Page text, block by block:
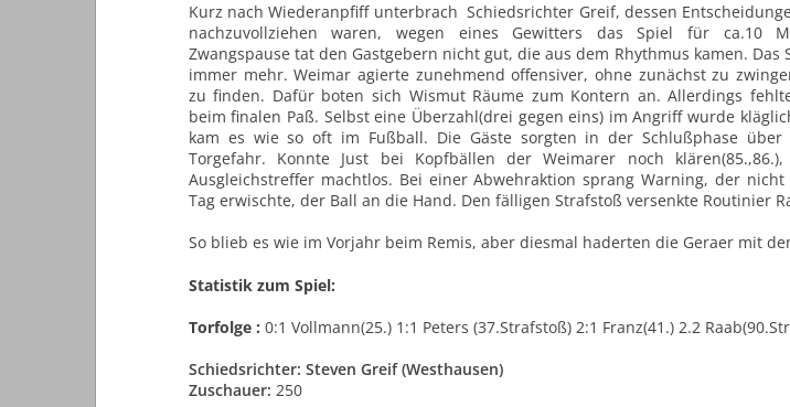
Kurz nach Wiederanpfiff unterbrach Schiedsrichter Greif, dessen
nachzuvollziehen waren,wegen eines Gewitters das Spiel für ca.10
Zwangspause tat den Gastgebern nicht gut, die aus dem Rhythmus kamen. Das
immer mehr. Weimar agierte zunehmend offensiver, ohne zunächst zu
zu finden. Dafür boten sich Wismut Räume zum Kontern an. Allerdings
beim finalen Paß. Selbst eine Überzahl(drei gegen eins) im Angriff wurde
kam es wie so oft im Fußball. Die Gäste sorgten in der Schlußphase über
Torgefahr. Konnte Just bei Kopfbällen der Weimarer noch
Ausgleichstreffer machtlos. Bei einer Abwehraktion sprang Warning, der
Tag erwischte, der Ball an die Hand. Den fälligen Strafstoß versenkte Routinier
So blieb es wie im Vorjahr beim Remis, aber diesmal haderten die Geraer mit
Statistik zum Spiel:
Torfolge : 0:1 Vollmann(25.) 1:1 Peters (37.Strafstoß) 2:1 Franz(41.) 2.2
Schiedsrichter: Steven Greif (Westhausen)
Zuschauer: 250